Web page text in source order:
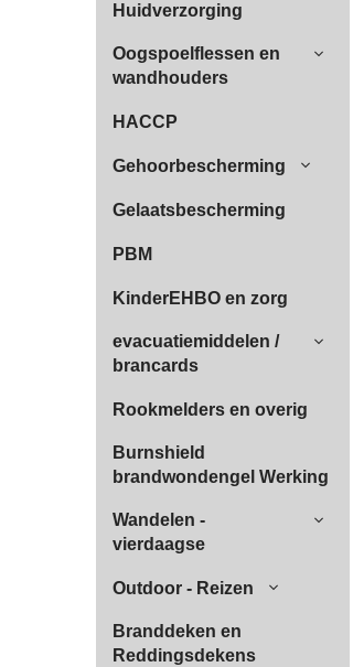
Huidverzorging
Oogspoelflessen en
wandhouders
HACCP
Gehoorbescherming
Gelaatsbescherming
PBM
KinderEHBO en zorg
evacuatiemiddelen /
brancards
Rookmelders en overig
Burnshield
brandwondengel Werking
Wandelen -
vierdaagse
Outdoor - Reizen
Branddeken en
Reddingsdekens